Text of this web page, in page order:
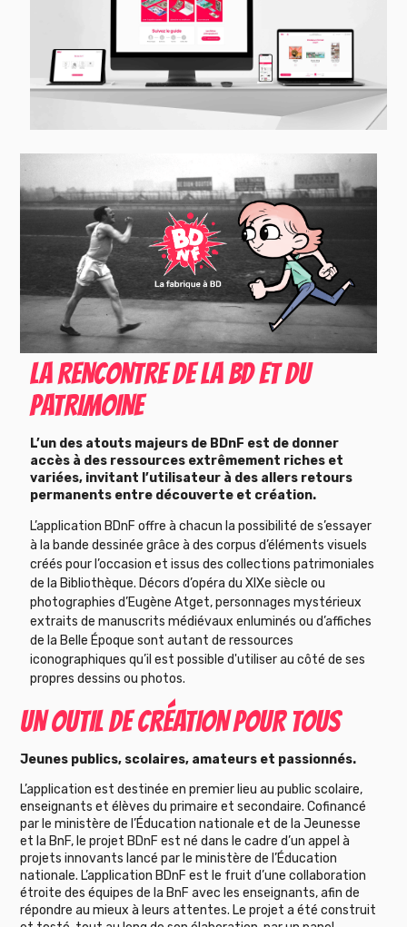
LA RENCONTRE DE LA BD ET DU
PATRIMOINE
L’un des atouts majeurs de BDnF est de donner
accès à des ressources extrêmement riches et
variées, invitant l’utilisateur à des allers retours
permanents entre découverte et création.
L’application BDnF offre à chacun la possibilité de s’essayer
à la bande dessinée grâce à des corpus d’éléments visuels
créés pour l’occasion et issus des collections patrimoniales
de la Bibliothèque. Décors d’opéra du XIXe siècle ou
photographies d’Eugène Atget, personnages mystérieux
extraits de manuscrits médiévaux enluminés ou d’affiches
de la Belle Époque sont autant de ressources
iconographiques qu’il est possible d'utiliser au côté de ses
propres dessins ou photos.
UN OUTIL DE CRÉATION POUR TOUS
Jeunes publics, scolaires, amateurs et passionnés.
L’application est destinée en premier lieu au public scolaire,
enseignants et élèves du primaire et secondaire. Cofinancé
par le ministère de l’Éducation nationale et de la Jeunesse
et la BnF, le projet BDnF est né dans le cadre d’un appel à
projets innovants lancé par le ministère de l’Éducation
nationale. L’application BDnF est le fruit d’une collaboration
étroite des équipes de la BnF avec les enseignants, afin de
répondre au mieux à leurs attentes. Le projet a été construit